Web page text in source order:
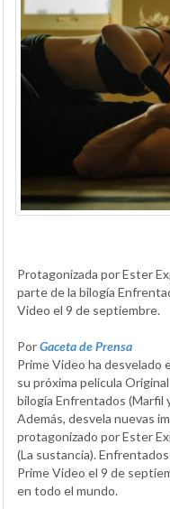
Protagonizada por Ester
parte de la bilogía
Video el 9 de septiembre.
PorGaceta de Prensa
Prime Video ha desvelado
su próxima película
bilogía Enfrentados (Marfil
Además, desvela nuevas
protagonizado porEster
(La sustancia).
Prime Video el 9 de
en todo el mundo.